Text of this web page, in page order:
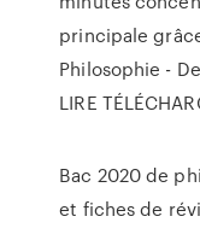
principale
Philosophie -
LIRE
Bac 2020 de
et fiches de